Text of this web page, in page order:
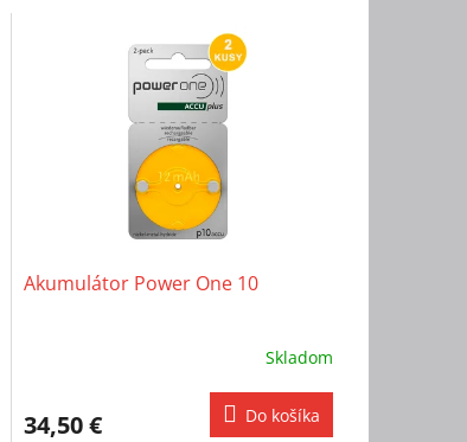
Akumulátor Power One 10
Skladom
34,50 € Do košíka